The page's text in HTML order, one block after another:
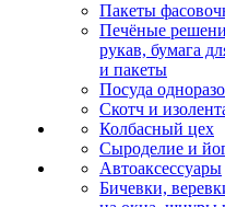
Пакеты
Печёные
рукав, бумага
и пакеты
Посуда
Скотч и
Колбасный цех
Сыроделие и
Автоаксессуары
Бичевки,